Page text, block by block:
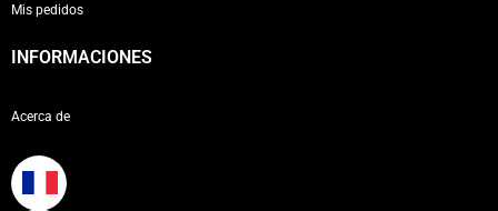
Mis pedidos
INFORMACIONES
Acerca de